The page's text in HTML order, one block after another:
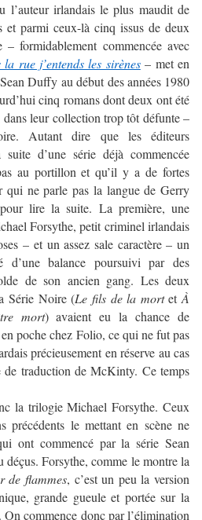
irlandais le plus maudit de
et parmi ceux-là cinq issus de deux
formidablement commencée avec
la rue j’entends les sirènes– met en
Duffy au début des années 1980
cinq romans dont deux ont été
leur collection trop tôt défunte –
Autant dire que les éditeurs
d’une série déjà commencée
au portillon et qu’il y a de fortes
qui ne parle pas la langue de Gerry
lire la suite. La première, une
Forsythe, petit criminel irlandais
– et un assez sale caractère – un
d’une balance poursuivi par des
de son ancien gang. Les deux
Série Noire (Le fils de la mortetÀ
mort) avaient eu la chance de
poche chez Folio, ce qui ne fut pas
précieusement en réserve au cas
traduction de McKinty. Ce temps
la trilogie Michael Forsythe. Ceux
le mettant en scène ne
ont commencé par la série Sean
Forsythe, comme le montre la
de flammes, c’est un peu la version
grande gueule et portée sur la
On commence donc par l’élimination